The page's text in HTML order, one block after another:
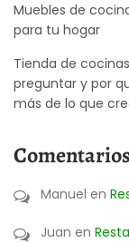
Muebles de
para tu hogar
Tienda de
preguntar y por
más de lo que
Manuel en
Juan en